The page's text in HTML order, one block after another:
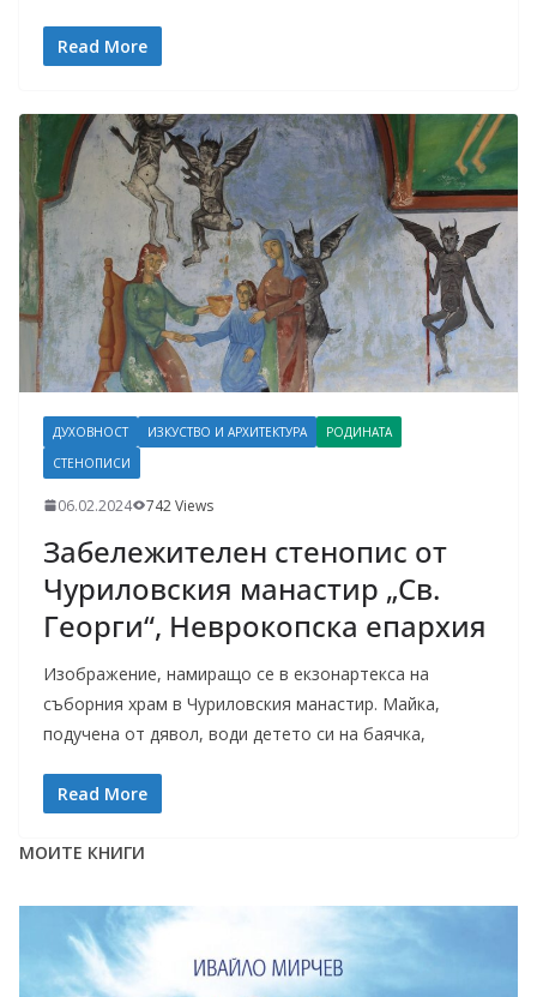
Read More
ДУХОВНОСТ ИЗКУСТВО И АРХИТЕКТУРА
РОДИНАТА
СТЕНОПИСИ
06.02.2024 742 Views
Забележителен стенопис от
Чуриловския манастир „Св.
Георги“, Неврокопска епархия
Изображение, намиращо се в екзонартекса на
съборния храм в Чуриловския манастир. Майка,
подучена от дявол, води детето си на баячка,
Read More
МОИТЕ КНИГИ